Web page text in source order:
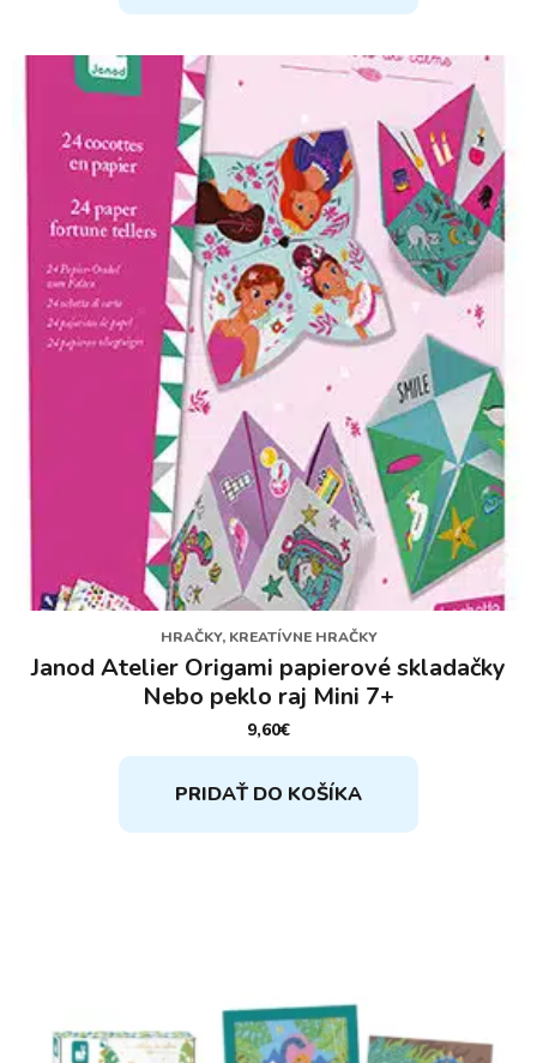
HRAČKY, KREATÍVNE HRAČKY
Janod Atelier Origami papierové skladačky
Nebo peklo raj Mini 7+
9,60€
PRIDAŤ DO KOŠÍKA